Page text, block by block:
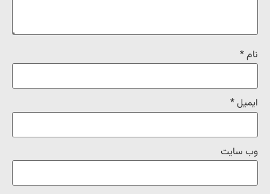
نام*
ایمیل*
وب‌ سایت